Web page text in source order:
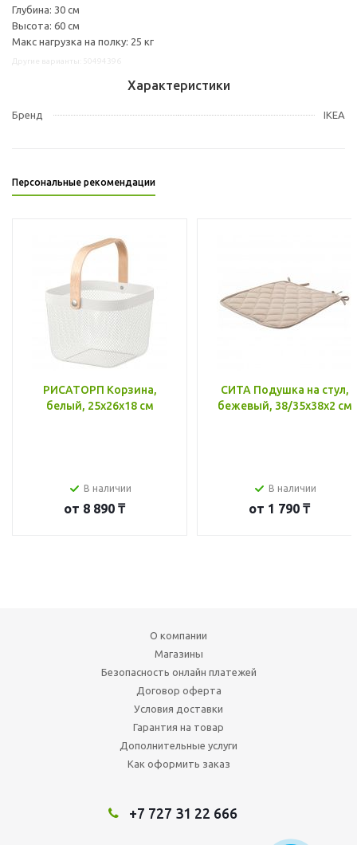
Глубина: 30 см
Высота: 60 см
Макс нагрузка на полку: 25 кг
Характеристики
Бренд IKEA
Персональные рекомендации
РИСАТОРП Корзина,
белый, 25x26x18 см
В наличии
от 8 890 ₸
СИТА Подушка на стул,
бежевый, 38/35x38x2 см
В наличии
от 1 790 ₸
О компании
Магазины
Безопасность онлайн платежей
Договор оферта
Условия доставки
Гарантия на товар
Дополнительные услуги
Как оформить заказ
+7 727 31 22 666